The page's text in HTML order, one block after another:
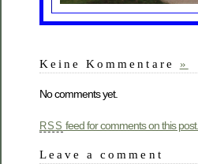
Keine Kommentare »
No comments yet.
RSS feed for comments on this post.
Leave a comment